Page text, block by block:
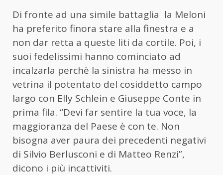
Di fronte ad una simile battaglia la Meloni
ha preferito finora stare alla finestra e a
non dar retta a queste liti da cortile. Poi, i
suoi fedelissimi hanno cominciato ad
incalzarla perchè la sinistra ha messo in
vetrina il potentato del cosiddetto campo
largo con Elly Schlein e Giuseppe Conte in
prima fila. “Devi far sentire la tua voce, la
maggioranza del Paese è con te. Non
bisogna aver paura dei precedenti negativi
di Silvio Berlusconi e di Matteo Renzi”,
dicono i più incattiviti.